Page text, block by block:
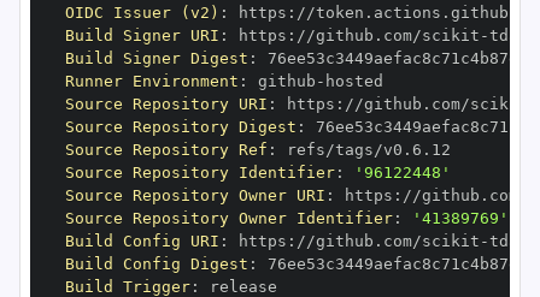
OIDC Issuer (v2) : https :
Build Signer URI : https : //github.com/scikit -
Build Signer Digest :
Runner Environment : github -
Source Repository URI : https : //github.com/scikit
Source Repository Digest :
Source Repository Ref :
Source Repository Identifier:
'96122448'
Source Repository Owner URI : https : //github.com/
Source Repository Owner Identifier:
'41389769'
Build Config URI : https : //github.com/scikit -
Build Config Digest :
Build Trigger: